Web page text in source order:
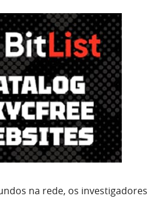
na rede, os investigadores